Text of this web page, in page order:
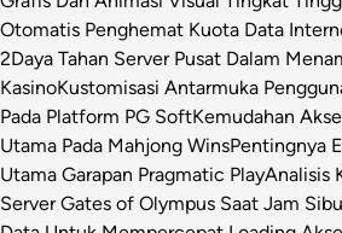
Otomatis Penghemat Kuota Data
2Daya Tahan Server Pusat Dalam
KasinoKustomisasi Antarmuka
Pada Platform PG SoftKemudahan
Utama Pada Mahjong WinsPentingnya
Utama Garapan Pragmatic PlayAnalisis
Server Gates of Olympus Saat Jam